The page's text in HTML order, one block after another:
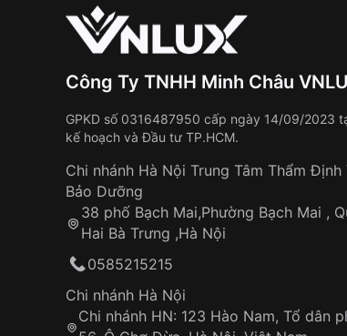
Công Ty TNHH Minh Châu
GPKD số 0316487950 cấp ngày 14/09/2023
kế hoạch và Đầu tư TP.HCM.
Chi nhánh Hà Nội Trung Tâm Thẩm Định
Bảo Dưỡng
38 phố Bạch Mai,Phường Bạch Mai ,
Hai Bà Trưng ,Hà Nội
0585215215
Chi nhánh Hà Nội
Chi nhánh HN: 123 Hào Nam, Tổ dân